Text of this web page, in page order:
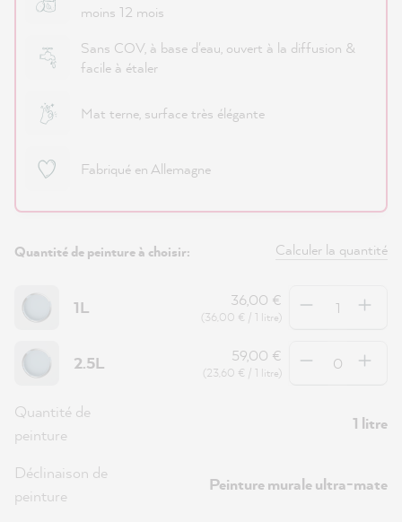
moins 12 mois
Sans COV, à base d'eau, ouvert à la diffusion &
facile à étaler
Mat terne, surface très élégante
Fabriqué en Allemagne
Quantité de peinture à choisir: Calculer la quantité
1L 36,00 €
(36,00 € / 1 litre)
2.5L 59,00 €
(23,60 € / 1 litre)
Quantité de
peinture
1 litre
Déclinaison de
peinture
Peinture murale ultra-mate